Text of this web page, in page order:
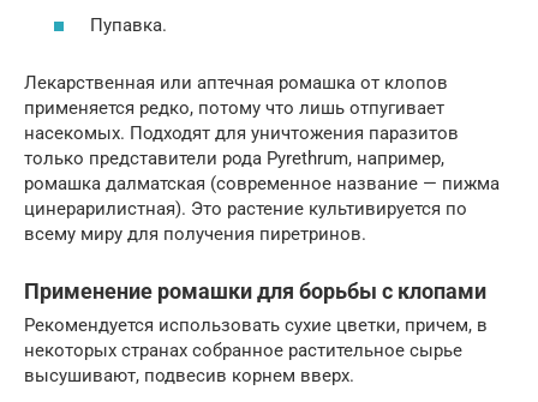
Пупавка.
Лекарственная или аптечная ромашка от клопов
применяется редко, потому что лишь отпугивает
насекомых. Подходят для уничтожения паразитов
только представители рода Pyrethrum, например,
ромашка далматская (современное название — пижма
цинерарилистная). Это растение культивируется по
всему миру для получения пиретринов.
Применение ромашки для борьбы с клопами
Рекомендуется использовать сухие цветки, причем, в
некоторых странах собранное растительное сырье
высушивают, подвесив корнем вверх.